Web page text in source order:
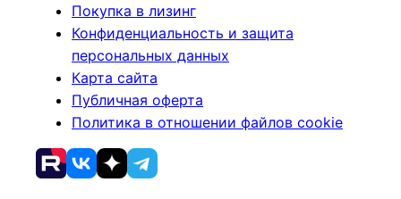
Покупка в лизинг
Конфиденциальность и защита
персональных данных
Карта сайта
Публичная оферта
Политика в отношении файлов cookie